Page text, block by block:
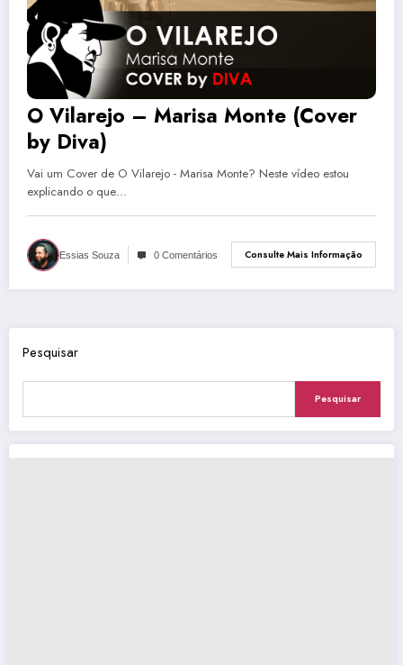
O Vilarejo – Marisa Monte (Cover
by Diva)
Vai um Cover de O Vilarejo - Marisa Monte? Neste vídeo estou
explicando o que…
Essias Souza 0 Comentários Consulte Mais Informação
Pesquisar
Pesquisar